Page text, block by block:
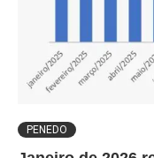
PENEDO